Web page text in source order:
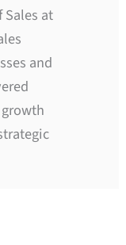
Sales at
and